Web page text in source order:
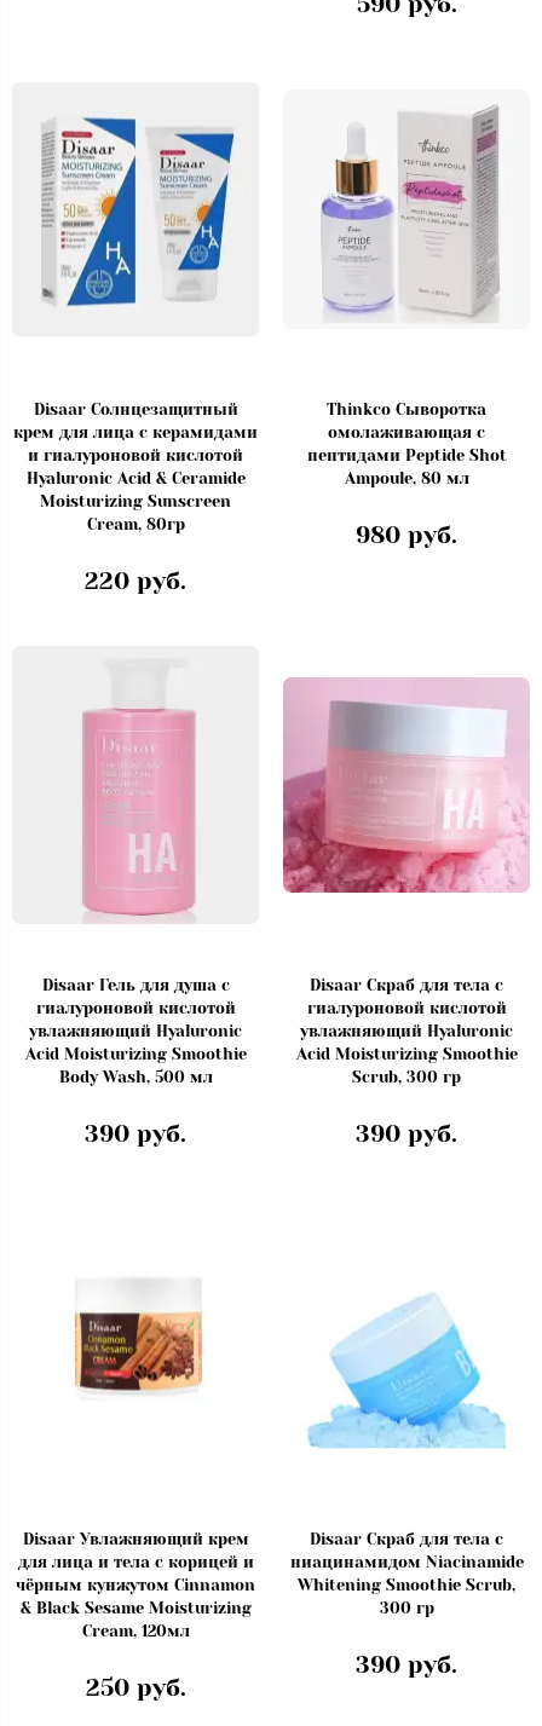
Disaar Солнцезащитный
крем для лица с керамидами
и гиалуроновой кислотой
Hyaluronic Acid & Ceramide
Moisturizing Sunscreen
Cream, 80гр
220 руб.
Thinkco Сыворотка
омолаживающая с
пептидами Peptide Shot
Ampoule, 80 мл
980 руб.
Disaar Гель для душа с
гиалуроновой кислотой
увлажняющий Hyaluronic
Acid Moisturizing Smoothie
Body Wash, 500 мл
390 руб.
Disaar Скраб для тела с
гиалуроновой кислотой
увлажняющий Hyaluronic
Acid Moisturizing Smoothie
Scrub, 300 гр
390 руб.
Disaar Увлажняющий крем
для лица и тела с корицей и
чёрным кунжутом Cinnamon
& Black Sesame Moisturizing
Cream, 120мл
250 руб.
Disaar Скраб для тела с
ниацинамидом Niacinamide
Whitening Smoothie Scrub,
300 гр
390 руб.